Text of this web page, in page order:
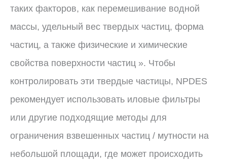
таких факторов, как перемешивание водной
массы, удельный вес твердых частиц, форма
частиц, а также физические и химические
свойства поверхности частиц ». Чтобы
контролировать эти твердые частицы, NPDES
рекомендует использовать иловые фильтры
или другие подходящие методы для
ограничения взвешенных частиц / мутности на
небольшой площади, где может происходить